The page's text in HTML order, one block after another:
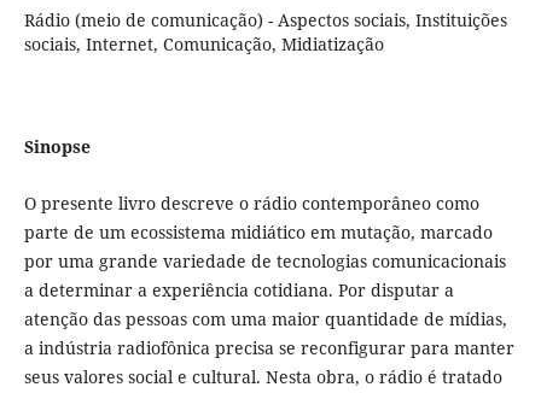
Rádio (meio de comunicação) - Aspectos sociais, Instituições
sociais, Internet, Comunicação, Midiatização
Sinopse
O presente livro descreve o rádio contemporâneo como
parte de um ecossistema midiático em mutação, marcado
por uma grande variedade de tecnologias comunicacionais
a determinar a experiência cotidiana. Por disputar a
atenção das pessoas com uma maior quantidade de mídias,
a indústria radiofônica precisa se reconfigurar para manter
seus valores social e cultural. Nesta obra, o rádio é tratado